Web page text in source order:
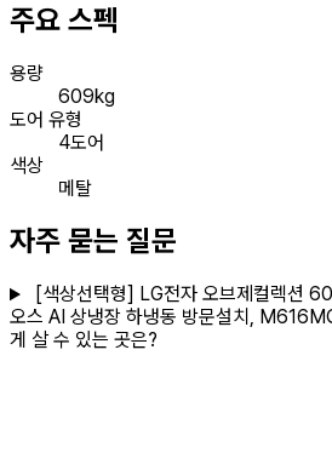
주요 스펙
용량
609kg
도어 유형
4도어
색상
메탈
자주 묻는 질문
[색상선택형] LG전자 오브제컬렉션
오스 AI 상냉장 하냉동 방문설치,
게 살 수 있는 곳은?